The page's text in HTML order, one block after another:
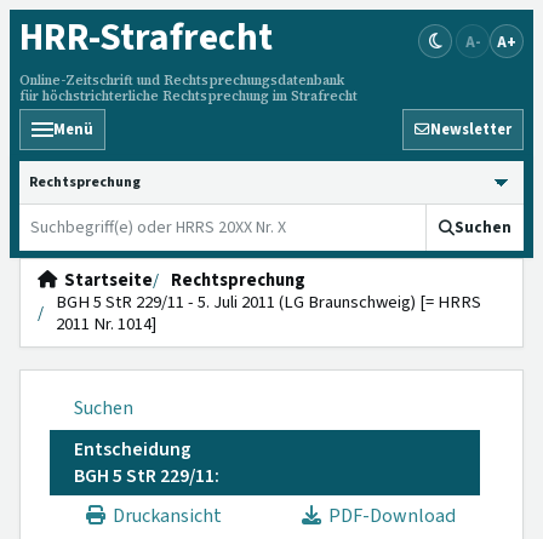
HRR-Strafrecht
Online-Zeitschrift und Rechtsprechungsdatenbank
für höchstrichterliche Rechtsprechung im Strafrecht
A- A+
Menü Newsletter
HRRS durchsuchen
Suchen
Startseite
Rechtsprechung
BGH 5 StR 229/11 - 5. Juli 2011 (LG Braunschweig) [= HRRS
2011 Nr. 1014]
Suchen
Entscheidung
BGH 5 StR 229/11:
Druckansicht
PDF-Download